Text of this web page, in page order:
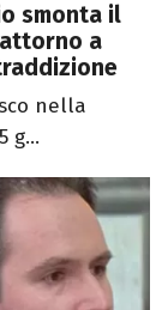
smonta il
attorno a
nella
g...